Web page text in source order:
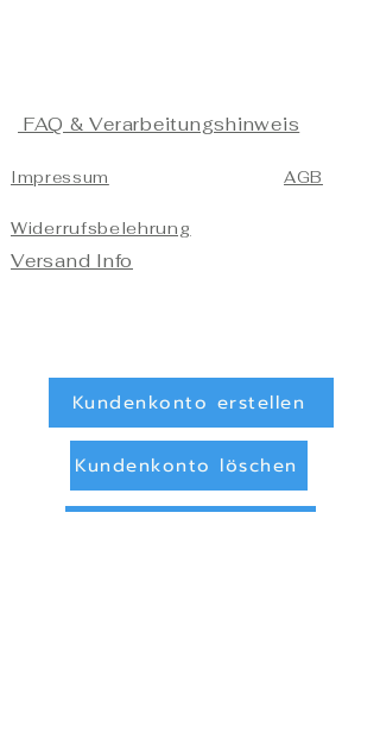
FAQ & Verarbeitungshinweis
Impressum
Widerrufsbelehrung
Versand Info
AGB
Kundenkonto erstellen
Kundenkonto löschen